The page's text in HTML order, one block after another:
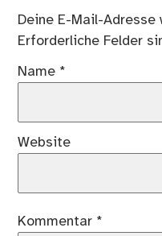
Deine E-Mail-
Erforderliche Felder
Name *
Website
Kommentar *